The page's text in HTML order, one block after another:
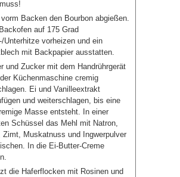
Backen den Bourbon abgießen.
auf 175 Grad
Unterhitze vorheizen und ein
mit Backpapier ausstatten.
und Zucker mit dem Handrührgerät
Küchenmaschine cremig
Ei und Vanilleextrakt
und weiterschlagen, bis eine
Masse entsteht. In einer
Schüssel das Mehl mit Natron,
Zimt, Muskatnuss und Ingwerpulver
In die Ei-Butter-Creme
die Haferflocken mit Rosinen und